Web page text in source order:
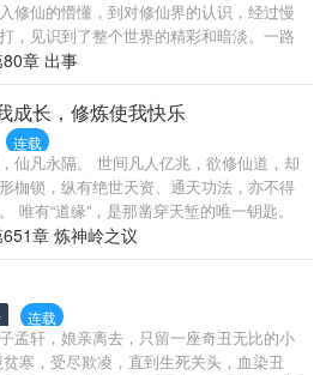
修仙的懵懂，到对修仙界的认识，经过慢
，见识到了整个世界的精彩和暗淡。一路
了修仙界形形色色的人、物、事，既有阴
的一丝曙光；都说修仙路难，能修仙的机
于前路如何且看自己如何抉择———— 剧
是比较缓慢的，主角毕竟只是一个普通凡
气运，只能靠自己的脚一步一步走下去，
的读者请耐心阅读，不无脑不降智不崩战
通凡人如何走出自己的路…
章 出事
成长，修炼使我快乐
连载
仙凡永隔。 世间凡人亿兆，欲修仙道，却
枷锁，纵有绝世天资、通天功法，亦不得
唯有“道缘”，是那凿穿天堑的唯一钥匙。
所生，非苦修可得，唯有登临仙途的修
下。 一道“道缘”，便是一步登天、褪凡化
亦是寿元增长、掌控神通之始。 然而，仙
是灾劫………
章 炼神岭之议
连载
孟轩，娘亲离去，只留一座奇丑无比的小
寒，受尽欺凌，直到生死关头，血染丑